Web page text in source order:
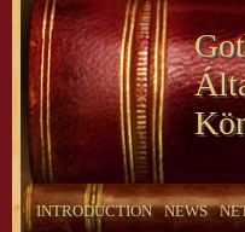
INTRODUCTION NEWS